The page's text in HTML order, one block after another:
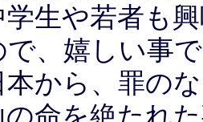
学生や若者も
、嬉しい事
から、罪の
の命を絶たれ